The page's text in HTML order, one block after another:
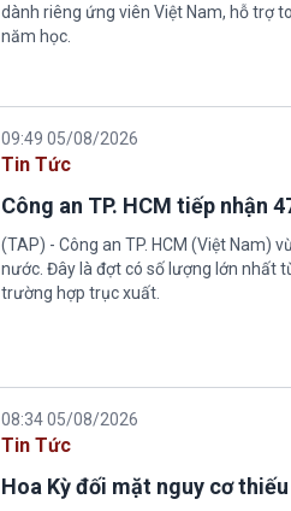
dành riêng ứng viên Việt Nam, hỗ trợ
năm học.
09:49 05/08/2026
Tin Tức
Công an TP. HCM tiếp nhận
(TAP) - Công an TP. HCM (Việt Nam)
nước. Đây là đợt có số lượng lớn nhất
trường hợp trục xuất.
08:34 05/08/2026
Tin Tức
Hoa Kỳ đối mặt nguy cơ